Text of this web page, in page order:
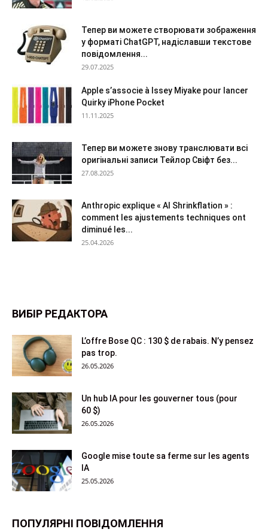
Тепер ви можете створювати зображення
у форматі ChatGPT, надіславши текстове
повідомлення...
29.07.2025
Apple s’associe à Issey Miyake pour lancer
Quirky iPhone Pocket
11.11.2025
Тепер ви можете знову транслювати всі
оригінальні записи Тейлор Свіфт без...
27.08.2025
Anthropic explique « AI Shrinkflation » :
comment les ajustements techniques ont
diminué les...
25.04.2026
ВИБІР РЕДАКТОРА
L’offre Bose QC : 130 $ de rabais. N’y pensez
pas trop.
26.05.2026
Un hub IA pour les gouverner tous (pour
60 $)
26.05.2026
Google mise toute sa ferme sur les agents
IA
25.05.2026
ПОПУЛЯРНІ ПОВІДОМЛЕННЯ